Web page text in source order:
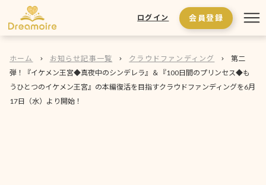
ログイン 会員登録
ホーム お知らせ記事一覧 クラウドファンディング
第二
弾！『イケメン王宮◆真夜中のシンデレラ』＆『100日間のプリンセス◆も
うひとつのイケメン王宮』の本編復活を目指すクラウドファンディングを6月
17日（水）より開始！